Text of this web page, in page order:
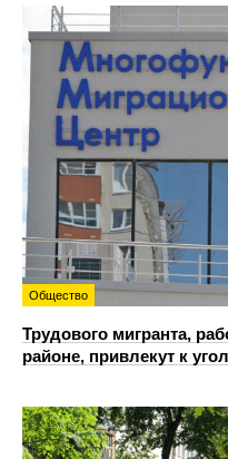
Общество
Трудового мигранта,
районе, привлекут к